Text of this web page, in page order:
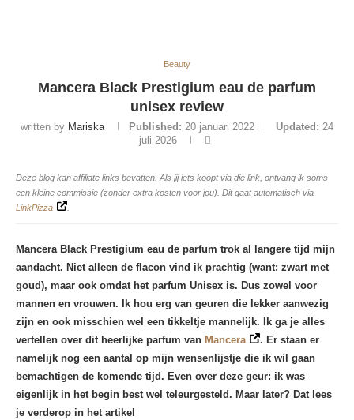
Beauty
Mancera Black Prestigium eau de parfum
unisex review
written by Mariska Published: 20 januari 2022 Updated: 24
juli 2026
Deze blog kan affiliate links bevatten. Als jij iets koopt via die link, ontvang ik soms
een kleine commissie (zonder extra kosten voor jou). Dit gaat automatisch via
LinkPizza
Mancera Black Prestigium eau de parfum trok al langere tijd mijn
aandacht. Niet alleen de flacon vind ik prachtig (want: zwart met
goud), maar ook omdat het parfum Unisex is. Dus zowel voor
mannen en vrouwen. Ik hou erg van geuren die lekker aanwezig
zijn en ook misschien wel een tikkeltje mannelijk. Ik ga je alles
vertellen over dit heerlijke parfum van Mancera
. Er staan er
namelijk nog een aantal op mijn wensenlijstje die ik wil gaan
bemachtigen de komende tijd. Even over deze geur: ik was
eigenlijk in het begin best wel teleurgesteld. Maar later? Dat lees
je verderop in het artikel